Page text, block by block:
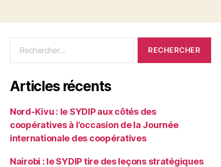
Articles récents
Nord-Kivu : le SYDIP aux côtés des
coopératives à l’occasion de la Journée
internationale des coopératives
Nairobi : le SYDIP tire des leçons stratégiques